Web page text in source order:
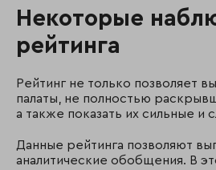
Некоторые
рейтинга
Рейтинг не только позволяет
палаты, не полностью
а также показать их сильные и
Данные рейтинга позволяют
аналитические обобщения. В